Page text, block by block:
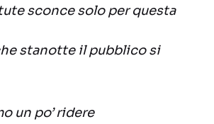
sconce solo per questa
stanotte il pubblico si
un po’ ridere